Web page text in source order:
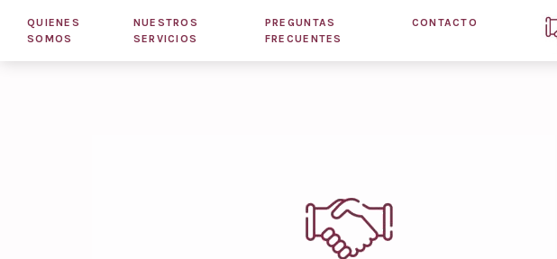
QUIENES
SOMOS
NUESTROS
SERVICIOS
PREGUNTAS
FRECUENTES
CONTACTO